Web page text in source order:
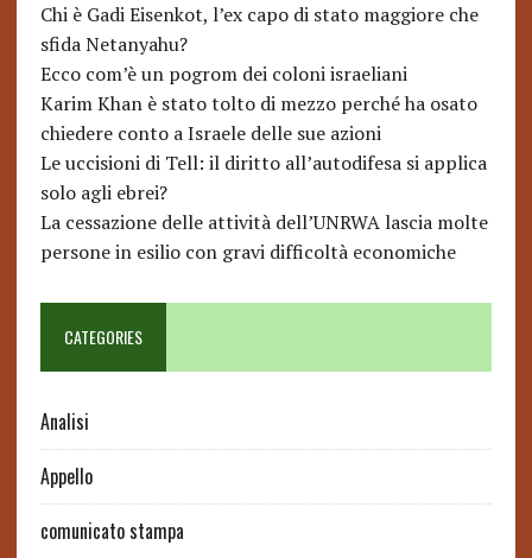
Chi è Gadi Eisenkot, l’ex capo di stato maggiore che
sfida Netanyahu?
Ecco com’è un pogrom dei coloni israeliani
Karim Khan è stato tolto di mezzo perché ha osato
chiedere conto a Israele delle sue azioni
Le uccisioni di Tell: il diritto all’autodifesa si applica
solo agli ebrei?
La cessazione delle attività dell’UNRWA lascia molte
persone in esilio con gravi difficoltà economiche
CATEGORIES
Analisi
Appello
comunicato stampa